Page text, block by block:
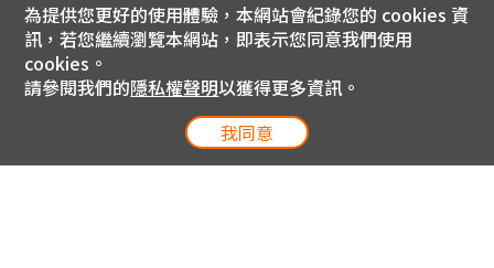
為提供您更好的使用體驗，本網站會紀錄您的 cookies 資
訊，若您繼續瀏覽本網站，即表示您同意我們使用
cookies。
請參閱我們的隱私權聲明以獲得更多資訊。
我同意